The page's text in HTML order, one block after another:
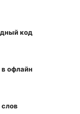
код
офлайн